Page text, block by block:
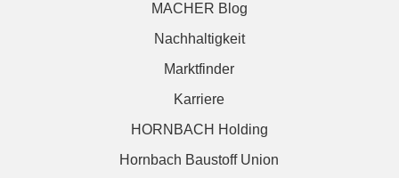
MACHER Blog
Nachhaltigkeit
Marktfinder
Karriere
HORNBACH Holding
Hornbach Baustoff Union